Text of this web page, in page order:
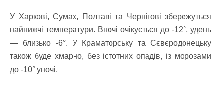
У Харкові, Сумах, Полтаві та Чернігові збережуться
найнижчі температури. Вночі очікується до -12°, удень
— близько -6°. У Краматорську та Сєвєродонецьку
також буде хмарно, без істотних опадів, із морозами
до -10° уночі.